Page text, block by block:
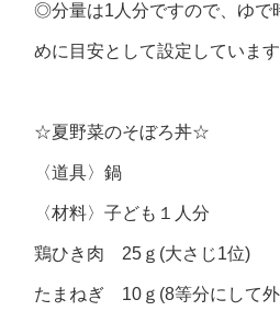
◎分量は1人分ですので、ゆで
めに目安として設定しています
☆夏野菜のそぼろ丼☆
〈道具〉鍋
〈材料〉子ども１人分
鶏ひき肉 25ｇ(大さじ1位)
たまねぎ 10ｇ(8等分にして